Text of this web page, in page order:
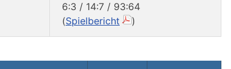
6:3 / 14:7 / 93:64
(Spielbericht
)